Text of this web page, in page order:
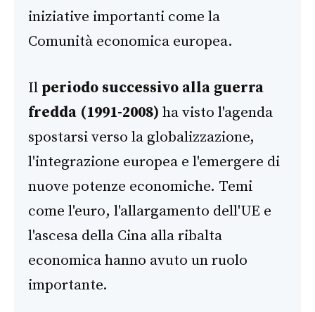
iniziative importanti come la
Comunità economica europea.
Il periodo successivo alla guerra
fredda (1991-2008) ha visto l'agenda
spostarsi verso la globalizzazione,
l'integrazione europea e l'emergere di
nuove potenze economiche. Temi
come l'euro, l'allargamento dell'UE e
l'ascesa della Cina alla ribalta
economica hanno avuto un ruolo
importante.